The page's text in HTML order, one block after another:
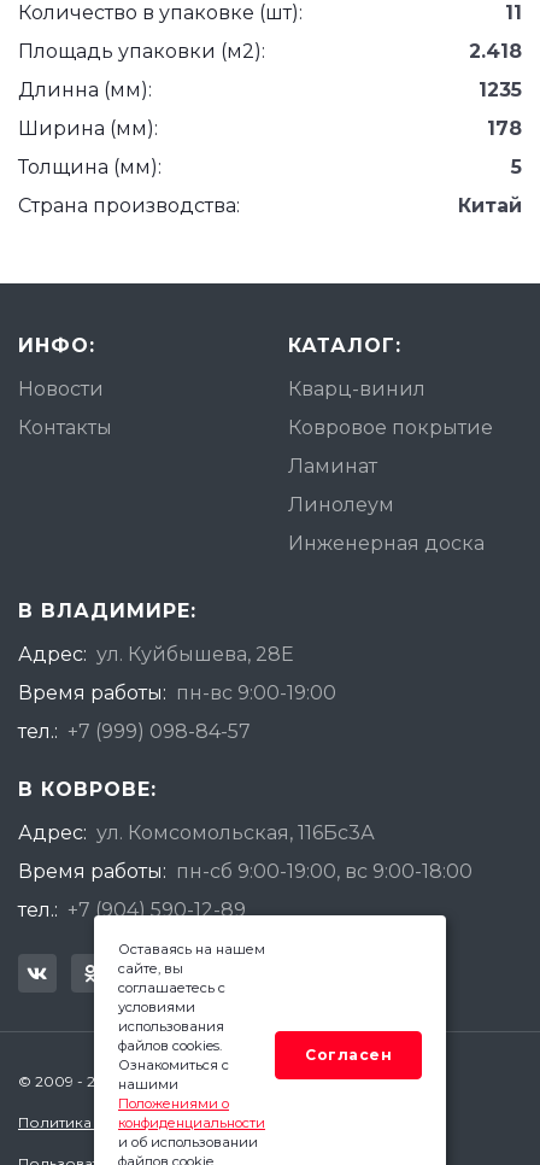
Количество в упаковке (шт):
11
Площадь упаковки (м2):
2.418
Длинна (мм):
1235
Ширина (мм):
178
Толщина (мм):
5
Страна производства:
Китай
ИНФО:
Новости
Контакты
КАТАЛОГ:
Кварц-винил
Ковровое покрытие
Ламинат
Линолеум
Инженерная доска
В ВЛАДИМИРЕ:
Адрес: ул. Куйбышева, 28Е
Время работы: пн-вс 9:00-19:00
тел.: +7 (999) 098-84-57
В КОВРОВЕ:
Адрес: ул. Комсомольская, 116Бс3А
Время работы: пн-сб 9:00-19:00, вс 9:00-18:00
тел.: +7 (904) 590-12-89
© 2009 - 2026 Квадратный Метр - Ковров
Политика конфиденциальности
Оставаясь на нашем
сайте, вы
соглашаетесь с
условиями
использования
файлов cookies.
Ознакомиться с
нашими
Положениями о
конфиденциальности
и об использовании
файлов cookie.
Согласен